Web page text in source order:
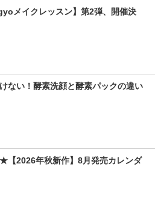
メイクレッスン】第2弾、開催決
ない！酵素洗顔と酵素パックの違い
2026年秋新作】8月発売カレンダ